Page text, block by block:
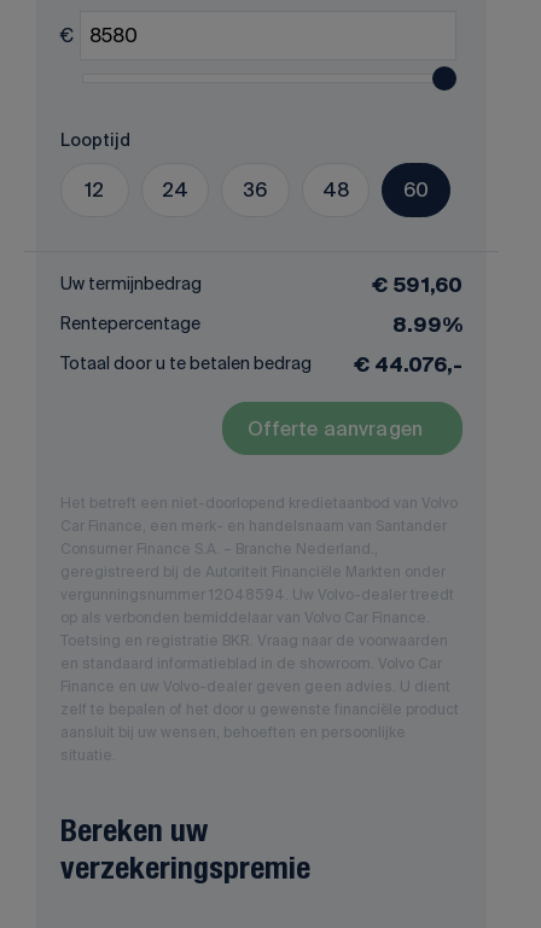
€
Looptijd
12 24 36 48 60
Uw termijnbedrag € 591,60
Rentepercentage 8.99%
Totaal door u te betalen bedrag € 44.076,-
Offerte aanvragen
Het betreft een niet-doorlopend kredietaanbod van Volvo
Car Finance, een merk- en handelsnaam van Santander
Consumer Finance S.A. – Branche Nederland.,
geregistreerd bij de Autoriteit Financiële Markten onder
vergunningsnummer 12048594. Uw Volvo-dealer treedt
op als verbonden bemiddelaar van Volvo Car Finance.
Toetsing en registratie BKR. Vraag naar de voorwaarden
en standaard informatieblad in de showroom. Volvo Car
Finance en uw Volvo-dealer geven geen advies. U dient
zelf te bepalen of het door u gewenste financiële product
aansluit bij uw wensen, behoeften en persoonlijke
situatie.
Bereken uw
verzekeringspremie